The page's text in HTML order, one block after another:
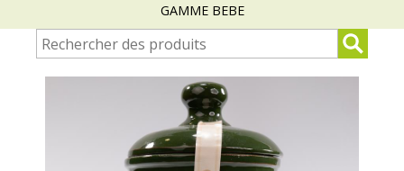
GAMME BEBE